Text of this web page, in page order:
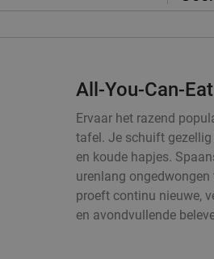
All-You-Can-
Ervaar het razend
tafel. Je schuift
en koude hapjes.
urenlang
proeft continu nieuwe,
en avondvullende